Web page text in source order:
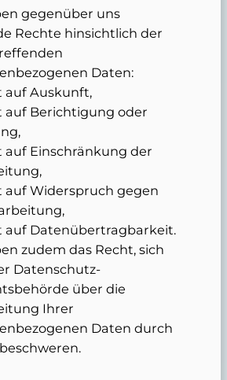
gegenüber uns
Rechte hinsichtlich der
Daten:
auf Auskunft,
auf Berichtigung oder
auf Einschränkung der
auf Widerspruch gegen
auf Datenübertragbarkeit.
zudem das Recht, sich
Datenschutz-
über die
Ihrer
Daten durch